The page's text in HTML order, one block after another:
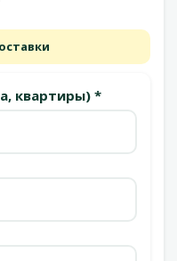
квартиры) *